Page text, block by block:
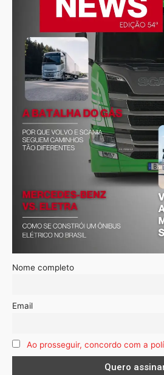
Nome completo
Email
Ao prosseguir, concordo com a